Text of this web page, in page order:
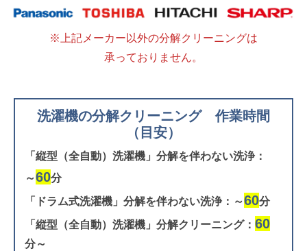
※上記メーカー以外の分解クリーニングは
承っておりません。
洗濯機の分解クリーニング 作業時間
（目安）
「縦型（全自動）洗濯機」分解を伴わない洗浄：
～60分
「ドラム式洗濯機」分解を伴わない洗浄：～60分
「縦型（全自動）洗濯機」分解クリーニング： 60
分～